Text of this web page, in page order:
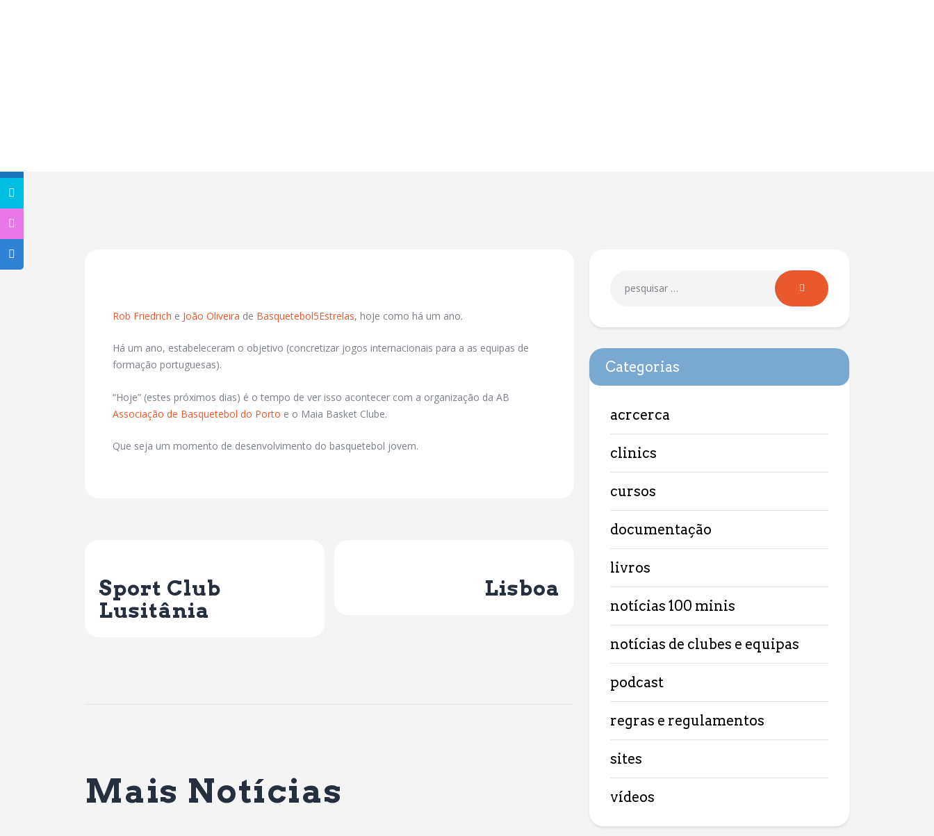
Rob Friedrich e João Oliveira de Basquetebol5Estrelas, hoje como há um ano.
Há um ano, estabeleceram o objetivo (concretizar jogos internacionais para a as equipas de
formação portuguesas).
“Hoje” (estes próximos dias) é o tempo de ver isso acontecer com a organização da AB
Associação de Basquetebol do Porto e o Maia Basket Clube.
Que seja um momento de desenvolvimento do basquetebol jovem.
Sport Club
Lusitânia
Lisboa
Mais Notícias
Categorias
acrcerca
clinics
cursos
documentação
livros
notícias 100 minis
notícias de clubes e equipas
podcast
regras e regulamentos
sites
vídeos